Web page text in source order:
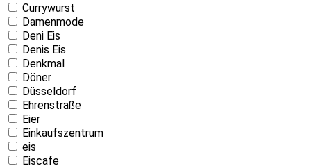
Currywurst
Damenmode
Deni Eis
Denis Eis
Denkmal
Döner
Düsseldorf
Ehrenstraße
Eier
Einkaufszentrum
eis
Eiscafe